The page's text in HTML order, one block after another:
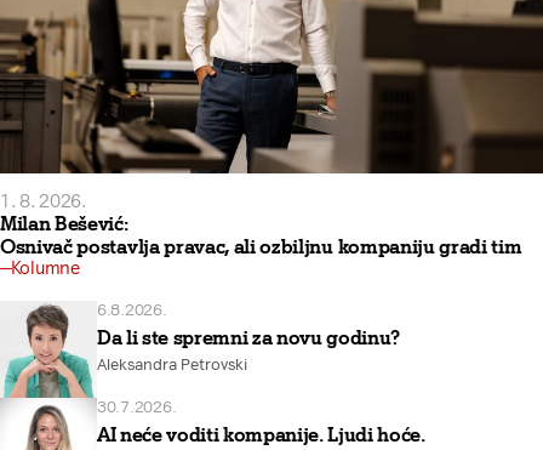
1. 8. 2026.
Milan Bešević:
Osnivač postavlja pravac, ali ozbiljnu kompaniju gradi tim
Kolumne
6.8.2026.
Da li ste spremni za novu godinu?
Aleksandra Petrovski
30.7.2026.
AI neće voditi kompanije. Ljudi hoće.